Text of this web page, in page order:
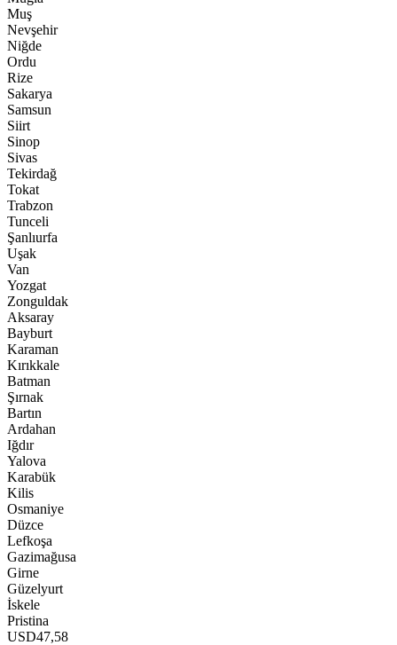
Muş
Nevşehir
Niğde
Ordu
Rize
Sakarya
Samsun
Siirt
Sinop
Sivas
Tekirdağ
Tokat
Trabzon
Tunceli
Şanlıurfa
Uşak
Van
Yozgat
Zonguldak
Aksaray
Bayburt
Karaman
Kırıkkale
Batman
Şırnak
Bartın
Ardahan
Iğdır
Yalova
Karabük
Kilis
Osmaniye
Düzce
Lefkoşa
Gazimağusa
Girne
Güzelyurt
İskele
Pristina
USD47,58